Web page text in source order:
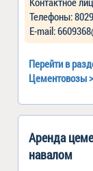
Телефоны:
Е-mail:
Перейти в
Цементовозы
Аренда
навалом